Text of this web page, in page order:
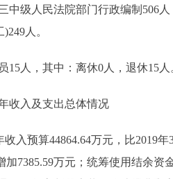
级人民法院部门行政编制506人
人。
人，其中：离休0人，退休15人
入及支出总体情况
预算44864.64万元，比2019年
加7385.59万元；统筹使用结余资